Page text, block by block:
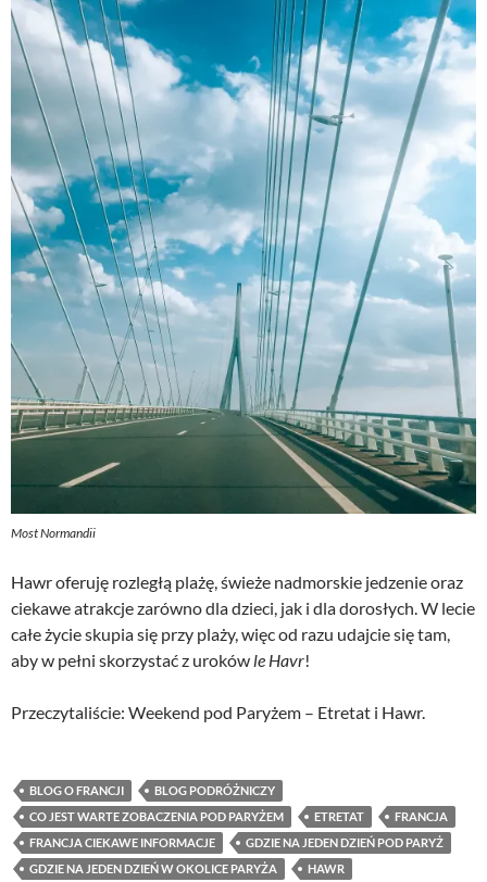
Most Normandii
Hawr oferuję rozległą plażę, świeże nadmorskie jedzenie oraz
ciekawe atrakcje zarówno dla dzieci, jak i dla dorosłych. W lecie
całe życie skupia się przy plaży, więc od razu udajcie się tam,
aby w pełni skorzystać z uroków le Havr!
Przeczytaliście: Weekend pod Paryżem – Etretat i Hawr.
BLOG O FRANCJI
BLOG PODRÓŻNICZY
CO JEST WARTE ZOBACZENIA POD PARYŻEM
ETRETAT
FRANCJA
FRANCJA CIEKAWE INFORMACJE
GDZIE NA JEDEN DZIEŃ POD PARYŻ
GDZIE NA JEDEN DZIEŃ W OKOLICE PARYŻA
HAWR